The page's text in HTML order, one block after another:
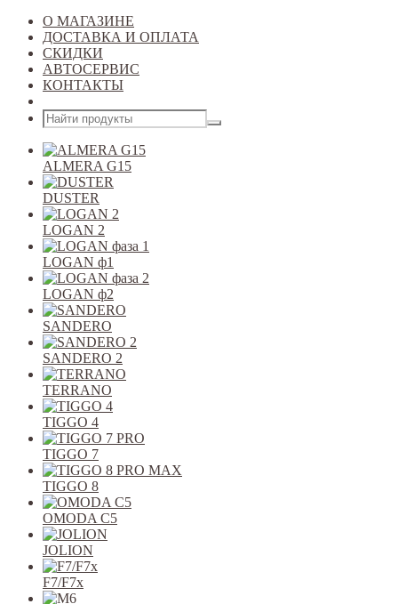
О МАГАЗИНЕ
ДОСТАВКА И ОПЛАТА
СКИДКИ
АВТОСЕРВИС
КОНТАКТЫ
ALMERA G15
DUSTER
LOGAN 2
LOGAN ф1
LOGAN ф2
SANDERO
SANDERO 2
TERRANO
TIGGO 4
TIGGO 7
TIGGO 8
OMODA C5
JOLION
F7/F7x